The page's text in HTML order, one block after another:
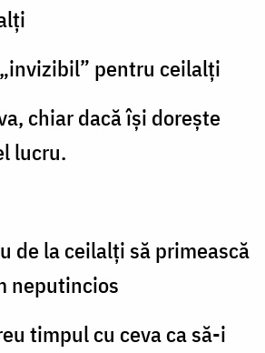
pentru ceilalţi
chiar dacă îşi doreşte
lucru.
de la ceilalţi să primească
neputincios
timpul cu ceva ca să-i